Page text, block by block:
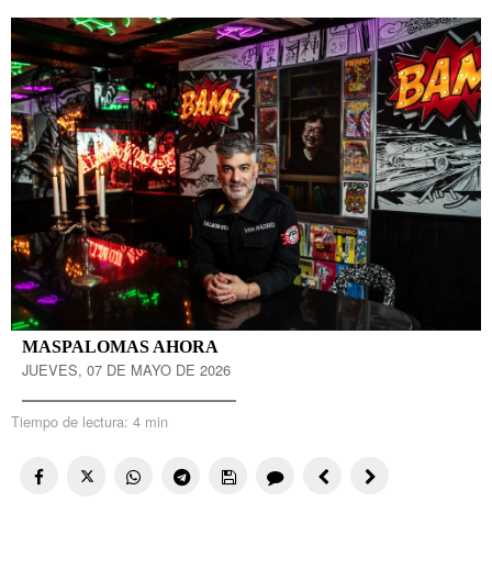
MASPALOMAS AHORA
JUEVES, 07 DE MAYO DE 2026
Tiempo de lectura: 4 min